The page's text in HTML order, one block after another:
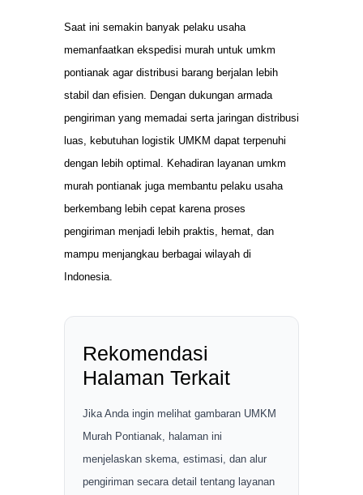
Saat ini semakin banyak pelaku usaha
memanfaatkan ekspedisi murah untuk umkm
pontianak agar distribusi barang berjalan lebih
stabil dan efisien. Dengan dukungan armada
pengiriman yang memadai serta jaringan distribusi
luas, kebutuhan logistik UMKM dapat terpenuhi
dengan lebih optimal. Kehadiran layanan umkm
murah pontianak juga membantu pelaku usaha
berkembang lebih cepat karena proses
pengiriman menjadi lebih praktis, hemat, dan
mampu menjangkau berbagai wilayah di
Indonesia.
Rekomendasi
Halaman Terkait
Jika Anda ingin melihat gambaran UMKM
Murah Pontianak, halaman ini
menjelaskan skema, estimasi, dan alur
pengiriman secara detail tentang layanan